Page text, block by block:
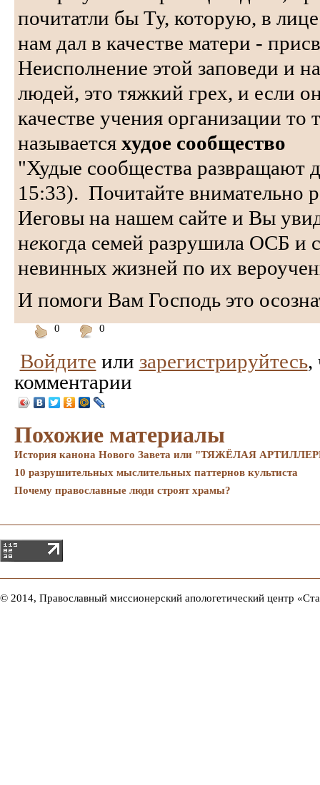
почитатли бы Ту, которую, в
нам дал в качестве матери -
Неисполнение этой заповеди и
людей, это тяжкий грех, и если
качестве учения организации то
называется худое сообщество
"Худые сообщества развращают
15:33). Почитайте внимательно
Иеговы на нашем сайте и Вы
некогда семей разрушила ОСБ и
невинных жизней по их
И помоги Вам Господь это
0
понравилось
0
Войдите или зарегистрируйтесь,
комментарии
Похожие материалы
История канона Нового Завета или "ТЯЖЁЛАЯ
10 разрушительных мыслительных паттернов культиста
Почему православные люди строят храмы?
© 2014, Православный миссионерский апологетический центр